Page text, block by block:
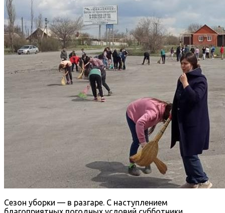
Сезон уборки — в разгаре. С наступлением